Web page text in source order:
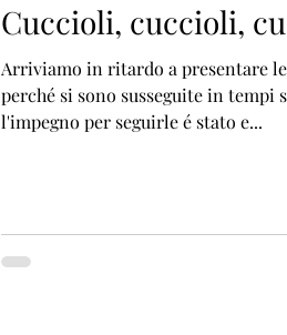
Cuccioli, cuccioli,
Arriviamo in ritardo a presentare
perché si sono susseguite in tempi
l'impegno per seguirle é stato e...